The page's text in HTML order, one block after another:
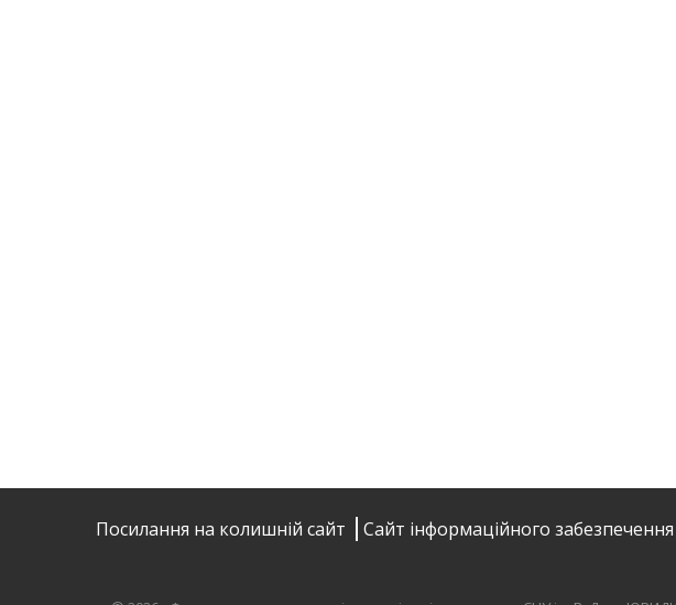
Посилання на колишній сайт Сайт інформаційного